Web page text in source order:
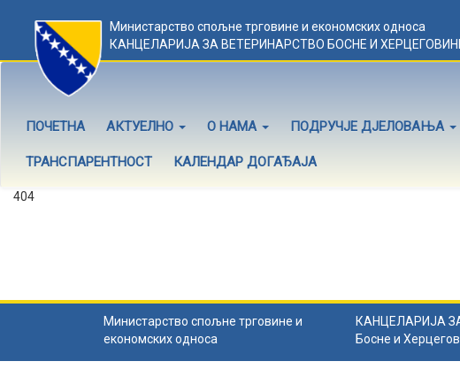
Министарство спољне трговине и економских односа
КАНЦЕЛАРИЈА ЗА ВЕТЕРИНАРСТВО БОСНЕ И
ПОЧЕТНА АКТУЕЛНО О НАМА ПОДРУЧЈЕ ДЈЕЛОВАЊА
ТРАНСПАРЕНТНОСТ КАЛЕНДАР ДОГАЂАЈА
404
Министарство спољне трговине и
економских односа
КАНЦЕЛАРИЈА
Босне и